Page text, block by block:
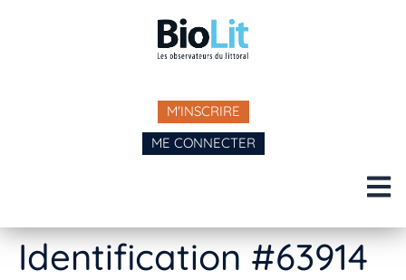
M'INSCRIRE
ME CONNECTER
Identification #63914